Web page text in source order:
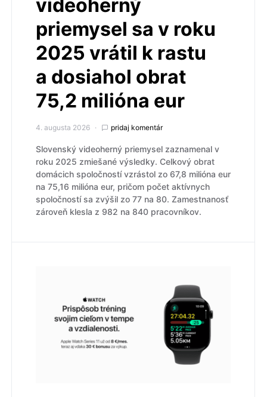
videoherný
priemysel sa v roku
2025 vrátil k rastu
a dosiahol obrat
75,2 milióna eur
4. augusta 2026 pridaj komentár
Slovenský videoherný priemysel zaznamenal v
roku 2025 zmiešané výsledky. Celkový obrat
domácich spoločností vzrástol zo 67,8 milióna eur
na 75,16 milióna eur, pričom počet aktívnych
spoločností sa zvýšil zo 77 na 80. Zamestnanosť
zároveň klesla z 982 na 840 pracovníkov.